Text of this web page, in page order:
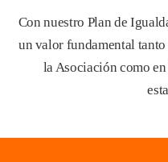
Con nuestro Plan de
un valor fundamental
la Asociación como